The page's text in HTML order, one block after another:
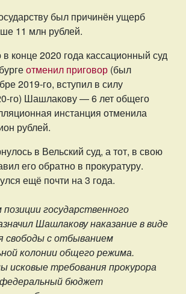
был причинён ущерб
11 млн рублей.
конце 2020 года кассационный суд
отменил приговор (был
2019-го, вступил в силу
го) Шашлакову — 6 лет общего
инстанция отменила
рублей.
в Вельский суд, а тот, в свою
его обратно в прокуратуру.
ещё почти на 3 года.
государственного
Шашлакову наказание в виде
свободы с отбыванием
колонии общего режима.
исковые требования прокурора
федеральный бюджет